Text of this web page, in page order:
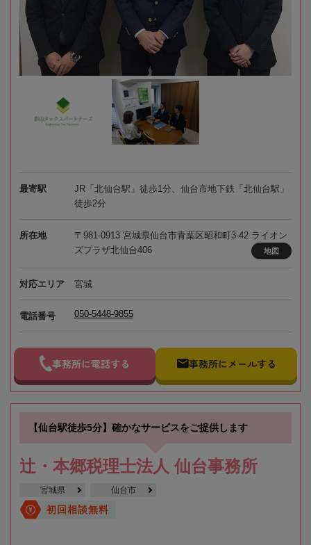
最寄駅
JR「北仙台駅」徒歩1分、仙台市地下鉄「北仙台駅」
徒歩2分
所在地
〒981-0913 宮城県仙台市青葉区昭和町3-42 ライオン
ズプラザ北仙台406
地図
対応エリア 宮城
電話番号 050-5448-9855
事務所に電話する 事務所にメールする
【仙台駅徒歩5分】確かなサービスをご提供します
辻・本郷税理士法人 仙台事務所
宮城県 仙台市
初回相談無料